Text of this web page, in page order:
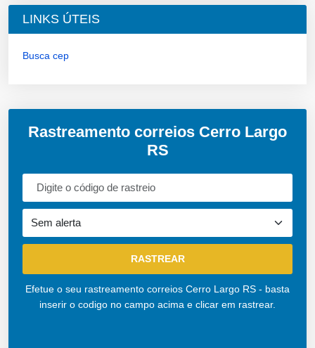
LINKS ÚTEIS
Busca cep
Rastreamento correios Cerro Largo
RS
Efetue o seu rastreamento correios Cerro Largo RS - basta
inserir o codigo no campo acima e clicar em rastrear.